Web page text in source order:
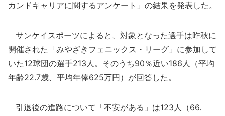
カンドキャリアに関するアンケート」の結果を発表した。
サンケイスポーツによると、対象となった選手は昨秋に
開催された「みやざきフェニックス・リーグ」に参加して
いた12球団の選手213人。そのうち90％近い186人（平均
年齢22.7歳、平均年俸625万円）が回答した。
引退後の進路について「不安がある」は123人（66.